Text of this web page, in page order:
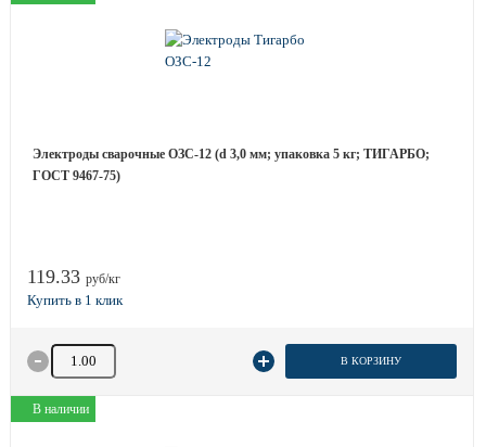
Электроды сварочные ОЗС-12 (d 3,0 мм; упаковка 5 кг; ТИГАРБО;
ГОСТ 9467-75)
119.33 руб/кг
Количество товара В КОРЗИНУ
В наличии